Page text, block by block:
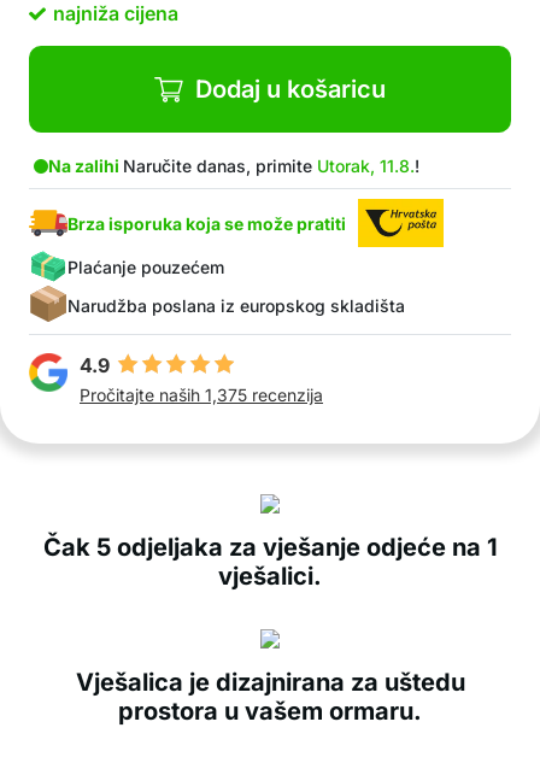
najniža cijena
Dodaj u košaricu
Na zalihi Naručite danas, primite Utorak, 11.8.!
Brza isporuka koja se može pratiti
Plaćanje pouzećem
Narudžba poslana iz europskog skladišta
4.9
Pročitajte naših 1,375 recenzija
Čak 5 odjeljaka za vješanje odjeće na 1
vješalici.
Vješalica je dizajnirana za uštedu
prostora u vašem ormaru.